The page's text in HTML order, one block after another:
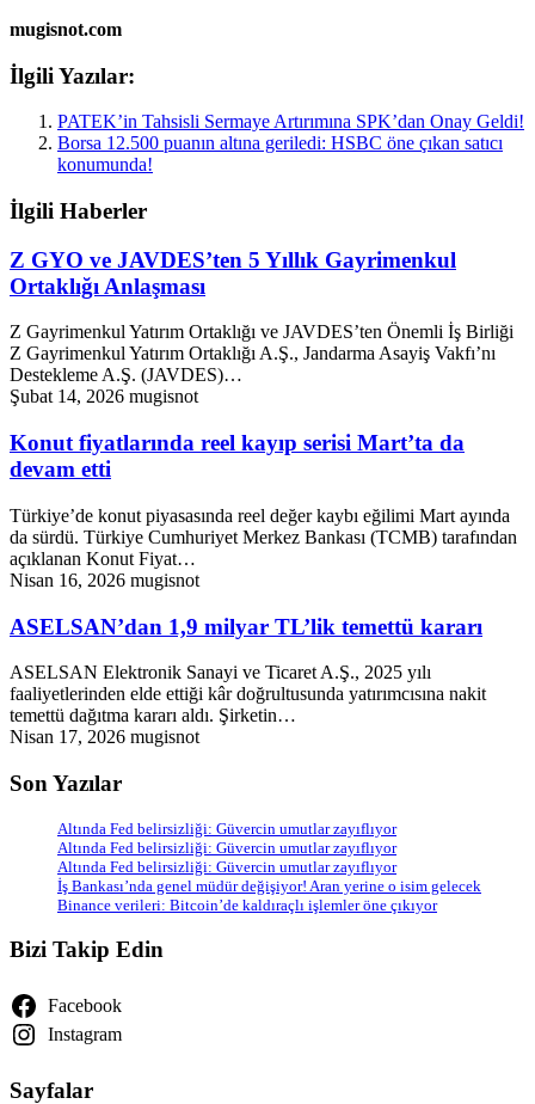
mugisnot.com
İlgili Yazılar:
PATEK’in Tahsisli Sermaye Artırımına SPK’dan Onay Geldi!
Borsa 12.500 puanın altına geriledi: HSBC öne çıkan satıcı
konumunda!
İlgili Haberler
Z GYO ve JAVDES’ten 5 Yıllık Gayrimenkul
Ortaklığı Anlaşması
Z Gayrimenkul Yatırım Ortaklığı ve JAVDES’ten Önemli İş Birliği
Z Gayrimenkul Yatırım Ortaklığı A.Ş., Jandarma Asayiş Vakfı’nı
Destekleme A.Ş. (JAVDES)…
Şubat 14, 2026 mugisnot
Konut fiyatlarında reel kayıp serisi Mart’ta da
devam etti
Türkiye’de konut piyasasında reel değer kaybı eğilimi Mart ayında
da sürdü. Türkiye Cumhuriyet Merkez Bankası (TCMB) tarafından
açıklanan Konut Fiyat…
Nisan 16, 2026 mugisnot
ASELSAN’dan 1,9 milyar TL’lik temettü kararı
ASELSAN Elektronik Sanayi ve Ticaret A.Ş., 2025 yılı
faaliyetlerinden elde ettiği kâr doğrultusunda yatırımcısına nakit
temettü dağıtma kararı aldı. Şirketin…
Nisan 17, 2026 mugisnot
Son Yazılar
Altında Fed belirsizliği: Güvercin umutlar zayıflıyor
Altında Fed belirsizliği: Güvercin umutlar zayıflıyor
Altında Fed belirsizliği: Güvercin umutlar zayıflıyor
İş Bankası’nda genel müdür değişiyor! Aran yerine o isim gelecek
Binance verileri: Bitcoin’de kaldıraçlı işlemler öne çıkıyor
Bizi Takip Edin
Facebook
Instagram
Sayfalar